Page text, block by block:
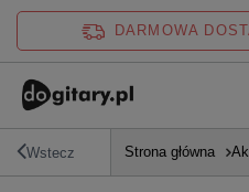
DARMOWA
Wstecz Strona główna